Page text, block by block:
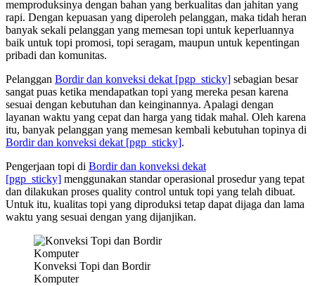
memproduksinya dengan bahan yang berkualitas dan jahitan yang
rapi. Dengan kepuasan yang diperoleh pelanggan, maka tidah heran
banyak sekali pelanggan yang memesan topi untuk keperluannya
baik untuk topi promosi, topi seragam, maupun untuk kepentingan
pribadi dan komunitas.
Pelanggan Bordir dan konveksi dekat [pgp_sticky] sebagian besar
sangat puas ketika mendapatkan topi yang mereka pesan karena
sesuai dengan kebutuhan dan keinginannya. Apalagi dengan
layanan waktu yang cepat dan harga yang tidak mahal. Oleh karena
itu, banyak pelanggan yang memesan kembali kebutuhan topinya di
Bordir dan konveksi dekat [pgp_sticky].
Pengerjaan topi di Bordir dan konveksi dekat
[pgp_sticky] menggunakan standar operasional prosedur yang tepat
dan dilakukan proses quality control untuk topi yang telah dibuat.
Untuk itu, kualitas topi yang diproduksi tetap dapat dijaga dan lama
waktu yang sesuai dengan yang dijanjikan.
Konveksi Topi dan Bordir
Komputer